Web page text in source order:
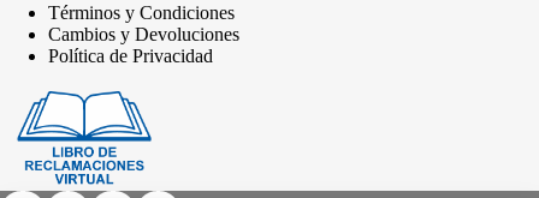
Términos y Condiciones
Cambios y Devoluciones
Política de Privacidad